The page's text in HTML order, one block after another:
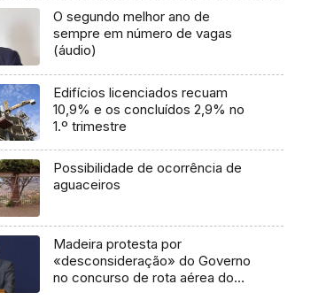
O segundo melhor ano de
sempre em número de vagas
(áudio)
Edifícios licenciados recuam
10,9% e os concluídos 2,9% no
1.º trimestre
Possibilidade de ocorrência de
aguaceiros
Madeira protesta por
«desconsideração» do Governo
no concurso de rota aérea do